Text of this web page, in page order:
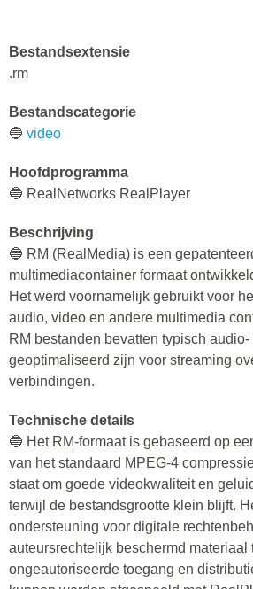
Bestandsextensie
.rm
Bestandscategorie
🔵 video
Hoofdprogramma
🔵 RealNetworks RealPlayer
Beschrijving
🔵 RM (RealMedia) is een
multimediacontainer formaat
Het werd voornamelijk gebruikt voor
audio, video en andere multimedia
RM bestanden bevatten typisch
geoptimaliseerd zijn voor streaming
verbindingen.
Technische details
🔵 Het RM-formaat is gebaseerd op
van het standaard MPEG-4
staat om goede videokwaliteit en
terwijl de bestandsgrootte klein blijft.
ondersteuning voor digitale
auteursrechtelijk beschermd materiaal
ongeautoriseerde toegang en